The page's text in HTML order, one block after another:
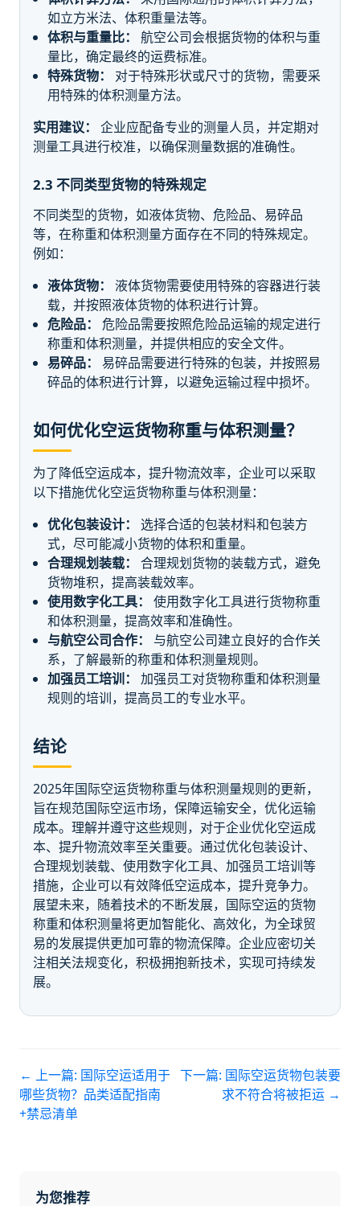
如立方米法、体积重量法等。
体积与重量比：
航空公司会根据货物的体积与重
量比，确定最终的运费标准。
特殊货物：
对于特殊形状或尺寸的货物，需要采
用特殊的体积测量方法。
实用建议：
企业应配备专业的测量人员，并定期对
测量工具进行校准，以确保测量数据的准确性。
2.3 不同类型货物的特殊规定
不同类型的货物，如液体货物、危险品、易碎品
等，在称重和体积测量方面存在不同的特殊规定。
例如：
液体货物：
液体货物需要使用特殊的容器进行装
载，并按照液体货物的体积进行计算。
危险品：
危险品需要按照危险品运输的规定进行
称重和体积测量，并提供相应的安全文件。
易碎品：
易碎品需要进行特殊的包装，并按照易
碎品的体积进行计算，以避免运输过程中损坏。
如何优化空运货物称重与体积测量？
为了降低空运成本，提升物流效率，企业可以采取
以下措施优化空运货物称重与体积测量：
优化包装设计：
选择合适的包装材料和包装方
式，尽可能减小货物的体积和重量。
合理规划装载：
合理规划货物的装载方式，避免
货物堆积，提高装载效率。
使用数字化工具：
使用数字化工具进行货物称重
和体积测量，提高效率和准确性。
与航空公司合作：
与航空公司建立良好的合作关
系，了解最新的称重和体积测量规则。
加强员工培训：
加强员工对货物称重和体积测量
规则的培训，提高员工的专业水平。
结论
2025年国际空运货物称重与体积测量规则的更新，
旨在规范国际空运市场，保障运输安全，优化运输
成本。理解并遵守这些规则，对于企业优化空运成
本、提升物流效率至关重要。通过优化包装设计、
合理规划装载、使用数字化工具、加强员工培训等
措施，企业可以有效降低空运成本，提升竞争力。
展望未来，随着技术的不断发展，国际空运的货物
称重和体积测量将更加智能化、高效化，为全球贸
易的发展提供更加可靠的物流保障。企业应密切关
注相关法规变化，积极拥抱新技术，实现可持续发
展。
← 上一篇: 国际空运适用于
哪些货物？品类适配指南
+禁忌清单
下一篇: 国际空运货物包装要
求不符合将被拒运 →
为您推荐